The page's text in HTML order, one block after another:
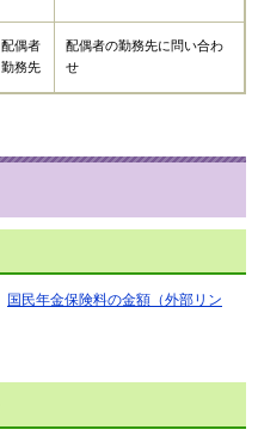
配偶者
勤務先
配偶者の勤務先に問い合わ
せ
国民年金保険料の金額​（外部リン